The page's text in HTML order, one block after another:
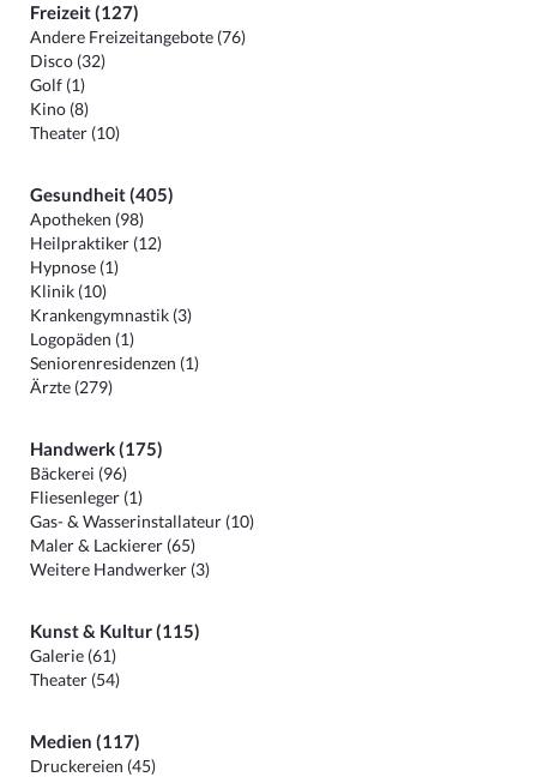
Freizeit (127)
Andere Freizeitangebote (76)
Disco (32)
Golf (1)
Kino (8)
Theater (10)
Gesundheit (405)
Apotheken (98)
Heilpraktiker (12)
Hypnose (1)
Klinik (10)
Krankengymnastik (3)
Logopäden (1)
Seniorenresidenzen (1)
Ärzte (279)
Handwerk (175)
Bäckerei (96)
Fliesenleger (1)
Gas- & Wasserinstallateur (10)
Maler & Lackierer (65)
Weitere Handwerker (3)
Kunst & Kultur (115)
Galerie (61)
Theater (54)
Medien (117)
Druckereien (45)